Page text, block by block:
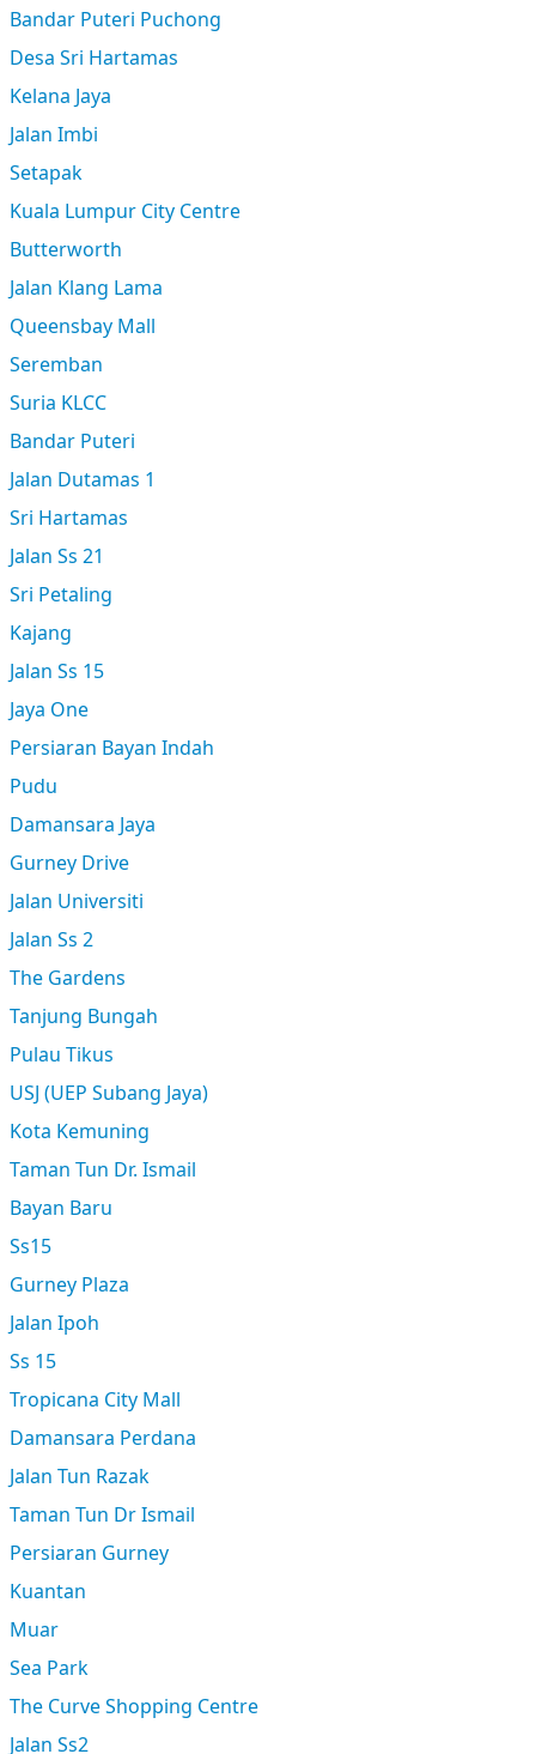
Bandar Puteri Puchong
Desa Sri Hartamas
Kelana Jaya
Jalan Imbi
Setapak
Kuala Lumpur City Centre
Butterworth
Jalan Klang Lama
Queensbay Mall
Seremban
Suria KLCC
Bandar Puteri
Jalan Dutamas 1
Sri Hartamas
Jalan Ss 21
Sri Petaling
Kajang
Jalan Ss 15
Jaya One
Persiaran Bayan Indah
Pudu
Damansara Jaya
Gurney Drive
Jalan Universiti
Jalan Ss 2
The Gardens
Tanjung Bungah
Pulau Tikus
USJ (UEP Subang Jaya)
Kota Kemuning
Taman Tun Dr. Ismail
Bayan Baru
Ss15
Gurney Plaza
Jalan Ipoh
Ss 15
Tropicana City Mall
Damansara Perdana
Jalan Tun Razak
Taman Tun Dr Ismail
Persiaran Gurney
Kuantan
Muar
Sea Park
The Curve Shopping Centre
Jalan Ss2